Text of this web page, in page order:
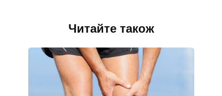
Читайте також